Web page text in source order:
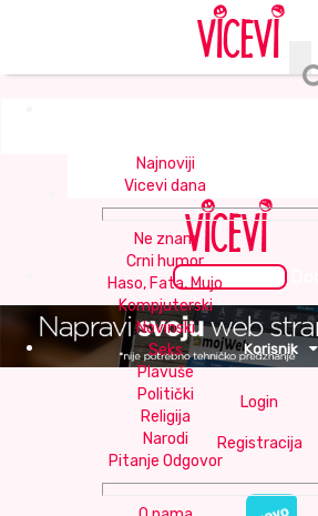
Najnoviji
Vicevi dana
Ne znam
Crni humor
Haso, Fata, Mujo
Kompjuterski
Novinski
Seks
Plavuše
Politički
Religija
Narodi
Pitanje Odgovor
+ DODAJ VIC
Korisnik
Login
Registracija